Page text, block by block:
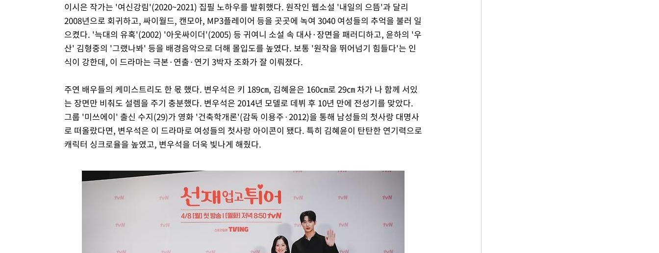
이시은 작가는 '여신강림'(2020~2021) 집필 노하우를 발휘했다. 원작인 웹소설 '내일의 으뜸'과 달리
2008년으로 회귀하고, 싸이월드, 캔모아, MP3플레이어 등을 곳곳에 녹여 3040 여성들의 추억을 불러 일
으켰다. '늑대의 유혹'(2002) '아웃싸이더'(2005) 등 귀여니 소설 속 대사·장면을 패러디하고, 윤하의 '우
산' 김형중의 '그랬나봐' 등을 배경음악으로 더해 몰입도를 높였다. 보통 '원작을 뛰어넘기 힘들다'는 인
식이 강한데, 이 드라마는 극본·연출·연기 3박자 조화가 잘 이뤄졌다.
주연 배우들의 케미스트리도 한 몫 했다. 변우석은 키 189㎝, 김혜윤은 160㎝로 29㎝ 차가 나 함께 서있
는 장면만 비춰도 설렘을 주기 충분했다. 변우석은 2014년 모델로 데뷔 후 10년 만에 전성기를 맞았다.
그룹 '미쓰에이' 출신 수지(29)가 영화 '건축학개론'(감독 이용주·2012)을 통해 남성들의 첫사랑 대명사
로 떠올랐다면, 변우석은 이 드라마로 여성들의 첫사랑 아이콘이 됐다. 특히 김혜윤이 탄탄한 연기력으로
캐릭터 싱크로율을 높였고, 변우석을 더욱 빛나게 해줬다.